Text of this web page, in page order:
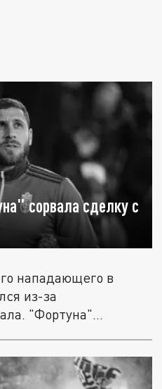
сорвала сделку с
нападающего в
из-за
"Фортуна"